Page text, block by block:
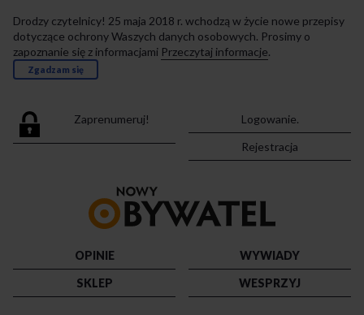
Drodzy czytelnicy! 25 maja 2018 r. wchodzą w życie nowe przepisy
dotyczące ochrony Waszych danych osobowych. Prosimy o
zapoznanie się z informacjami Przeczytaj informacje.
Zgadzam się
Zaprenumeruj!
Logowanie.
Rejestracja
strony
OPINIE
WYWIADY
SKLEP
WESPRZYJ